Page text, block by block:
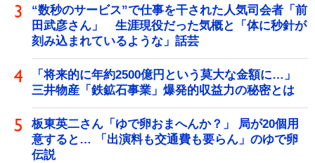
“数秒のサービス”で仕事を干された人気司会者「前
田武彦さん」 生涯現役だった気概と「体に秒針が
刻み込まれているような」話芸
「将来的に年約2500億円という莫大な金額に…」
三井物産「鉄鉱石事業」爆発的収益力の秘密とは
板東英二さん「ゆで卵おまへんか？」 局が20個用
意すると… 「出演料も交通費も要らん」のゆで卵
伝説